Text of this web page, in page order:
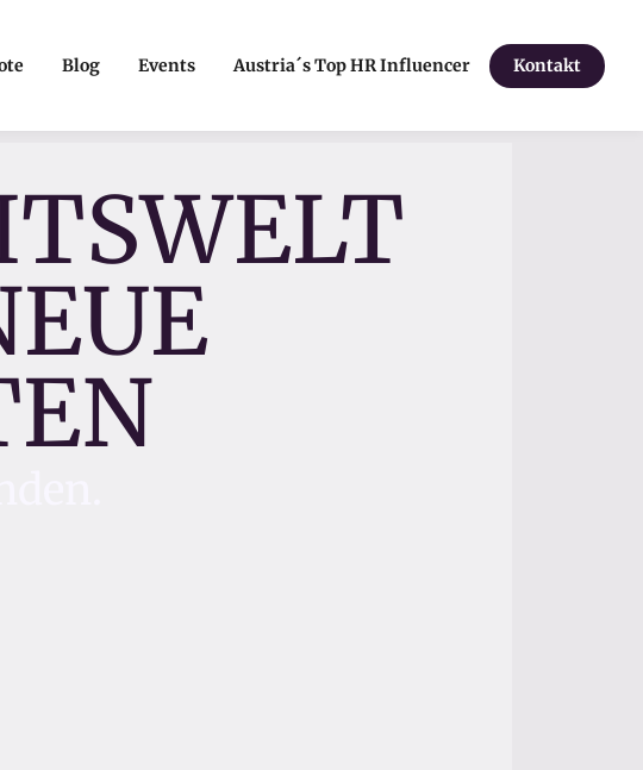
Blog Events Austria´s Top HR Influencer Kontakt